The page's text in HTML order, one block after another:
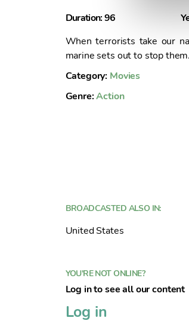
o
n
s
t
Duration: 96
When terrorists take our
marine sets out to stop them.
Category: Movies
Genre: Action
BROADCASTED ALSO IN:
United States
YOU'RE NOT ONLINE?
Log in to see all our content
Log in